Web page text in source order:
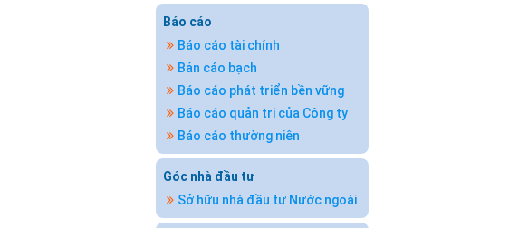
Báo cáo
Báo cáo tài chính
Bản cáo bạch
Báo cáo phát triển bền vững
Báo cáo quản trị của Công ty
Báo cáo thường niên
Góc nhà đầu tư
Sở hữu nhà đầu tư Nước ngoài